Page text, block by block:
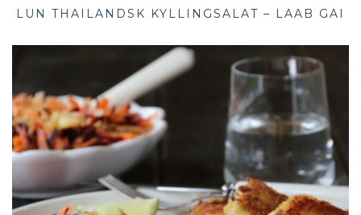
LUN THAILANDSK KYLLINGSALAT – LAAB GAI